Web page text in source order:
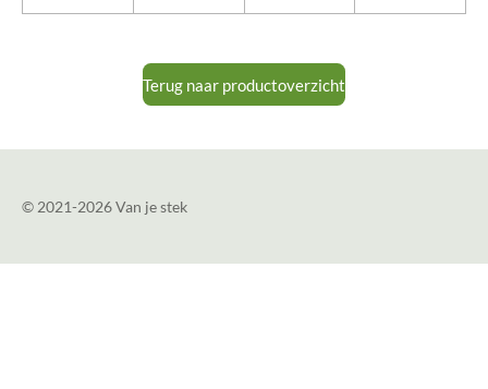
Terug naar productoverzicht
© 2021-2026 Van je stek